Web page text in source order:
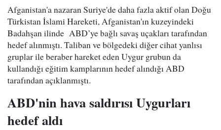
Afganistan'a nazaran Suriye'de daha fazla aktif olan Doğu
Türkistan İslami Hareketi, Afganistan'ın kuzeyindeki
Badahşan ilinde ABD’ye bağlı savaş uçakları tarafından
hedef alınmıştı. Taliban ve bölgedeki diğer cihat yanlısı
gruplar ile beraber hareket eden Uygur grubun da
kullandığı eğitim kamplarının hedef alındığı ABD
tarafından açıklanmıştı.
ABD'nin hava saldırısı Uygurları
hedef aldı